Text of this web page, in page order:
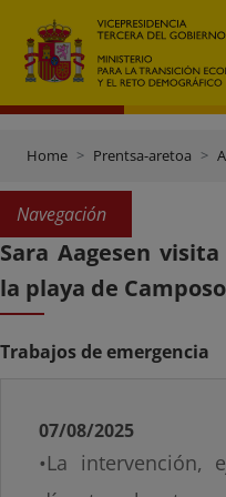
Home Prentsa-aretoa
Navegación
Sara Aagesen
la playa de
Trabajos de emergencia
07/08/2025
•La intervención,